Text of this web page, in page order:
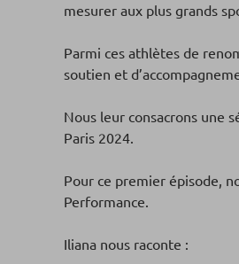
mesurer aux plus grands
Parmi ces athlètes de
soutien et
Nous leur consacrons une
Paris 2024.
Pour ce premier épisode,
Performance.
Iliana nous raconte :